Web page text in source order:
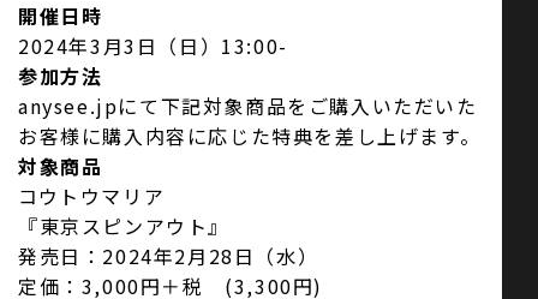
開催日時
2024年3月3日（日）13:00-
参加方法
anysee.jpにて下記対象商品をご購入いただいた
お客様に購入内容に応じた特典を差し上げます。
対象商品
コウトウマリア
『東京スピンアウト』
発売日：2024年2月28日（水）
定価：3,000円＋税 (3,300円)